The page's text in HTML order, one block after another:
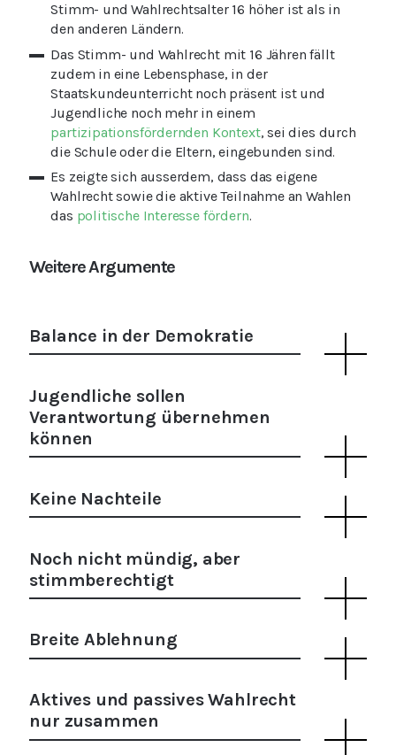
Stimm- und Wahlrechtsalter 16 höher ist als in
den anderen Ländern.
Das Stimm- und Wahlrecht mit 16 Jähren fällt
zudem in eine Lebensphase, in der
Staatskundeunterricht noch präsent ist und
Jugendliche noch mehr in einem
partizipationsfördernden Kontext, sei dies durch
die Schule oder die Eltern, eingebunden sind.
Es zeigte sich ausserdem, dass das eigene
Wahlrecht sowie die aktive Teilnahme an Wahlen
das politische Interesse fördern.
Weitere Argumente
Balance in der Demokratie
Jugendliche sollen
Verantwortung übernehmen
können
Keine Nachteile
Noch nicht mündig, aber
stimmberechtigt
Breite Ablehnung
Aktives und passives Wahlrecht
nur zusammen